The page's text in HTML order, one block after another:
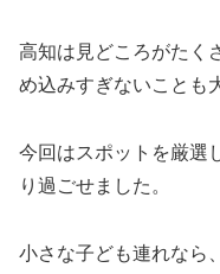
高知は見どころがたく
め込みすぎないことも
今回はスポットを厳選
り過ごせました。
小さな子ども連れなら